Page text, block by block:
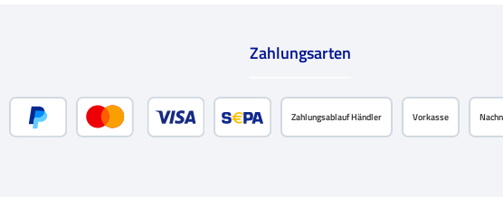
Zahlungsarten
Vorkasse
Zahlungsablauf Händler